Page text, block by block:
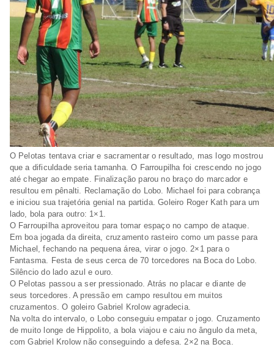
O Pelotas tentava criar e sacramentar o resultado, mas logo mostrou
que a dificuldade seria tamanha. O Farroupilha foi crescendo no jogo
até chegar ao empate. Finalização parou no braço do marcador e
resultou em pênalti. Reclamação do Lobo. Michael foi para cobrança
e iniciou sua trajetória genial na partida. Goleiro Roger Kath para um
lado, bola para outro: 1×1.
O Farroupilha aproveitou para tomar espaço no campo de ataque.
Em boa jogada da direita, cruzamento rasteiro como um passe para
Michael, fechando na pequena área, virar o jogo. 2×1 para o
Fantasma. Festa de seus cerca de 70 torcedores na Boca do Lobo.
Silêncio do lado azul e ouro.
O Pelotas passou a ser pressionado. Atrás no placar e diante de
seus torcedores. A pressão em campo resultou em muitos
cruzamentos. O goleiro Gabriel Krolow agradecia.
Na volta do intervalo, o Lobo conseguiu empatar o jogo. Cruzamento
de muito longe de Hippolito, a bola viajou e caiu no ângulo da meta,
com Gabriel Krolow não conseguindo a defesa. 2×2 na Boca.